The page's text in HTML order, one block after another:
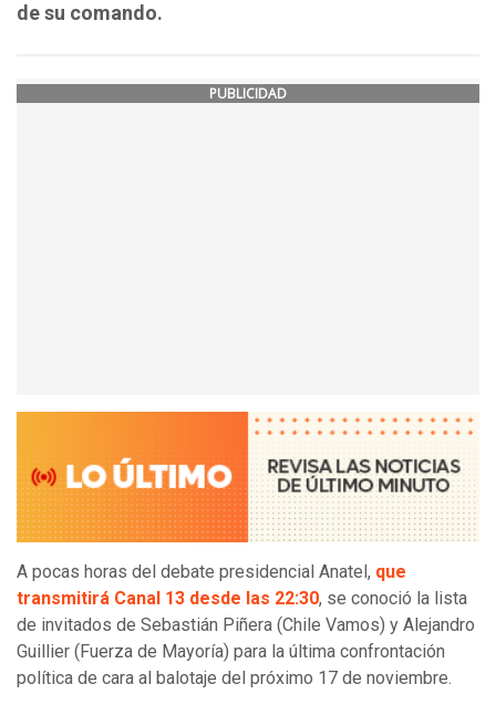
de su comando.
PUBLICIDAD
A pocas horas del debate presidencial Anatel, que
transmitirá Canal 13 desde las 22:30, se conoció la lista
de invitados de Sebastián Piñera (Chile Vamos) y Alejandro
Guillier (Fuerza de Mayoría) para la última confrontación
política de cara al balotaje del próximo 17 de noviembre.